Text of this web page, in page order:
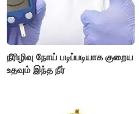
நீரிழிவு நோய் படிப்படியாக குறைய
உதவும் இந்த நீர்